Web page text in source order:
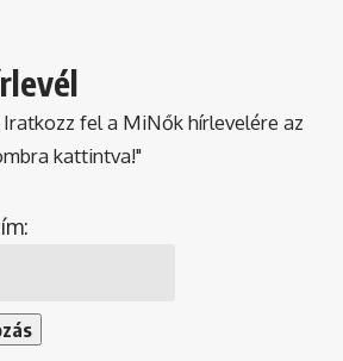
fel a MiNők hírlevelére az
kattintva!"